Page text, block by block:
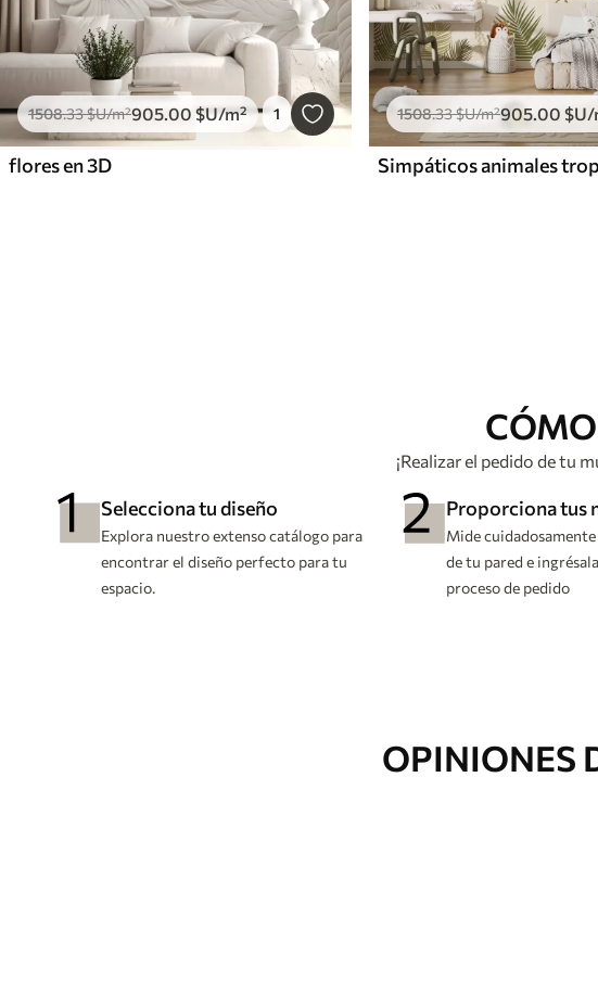
1508.33$U/m²905.00 $U/m² 1
flores en 3D
1508.33$U/m²905.00 $U/
Simpáticos animales
¡Realizar el pedido de tu
Selecciona tu diseño
Explora nuestro extenso catálogo para
encontrar el diseño perfecto para tu
espacio.
Proporciona tus
Mide
de tu pared e
proceso de pedido
OPINIONES